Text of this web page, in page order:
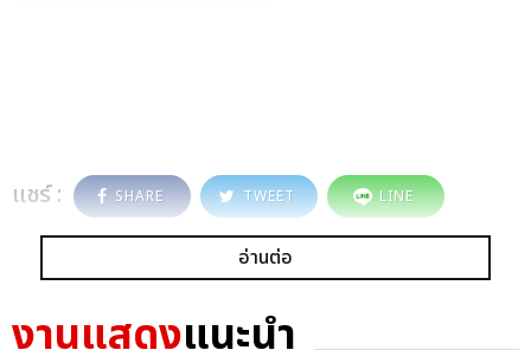
แชร์ : SHARE TWEET LINE
อ่านต่อ
งานแสดงแนะนำ